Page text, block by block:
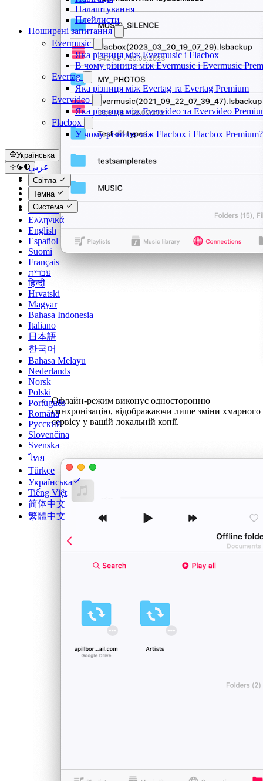
Налаштування
Плейлисти
Поширені запитання
Evermusic
Яка різниця між Evermusic і Flacbox
В чому різниця між Evermusic і Evermusic
Evertag
Яка різниця між Evertag та Evertag Premium
Evervideo
Яка різниця між Evervideo та Evervideo
Flacbox
У чому різниця між Flacbox і Flacbox Premium?
Українська
عربي
Català
Čeština
Dansk
Deutsch
Ελληνικά
English
Español
Suomi
Français
עברית
हिन्दी
Hrvatski
Magyar
Bahasa Indonesia
Italiano
日本語
한국어
Bahasa Melayu
Nederlands
Norsk
Polski
Português
Română
Русский
Slovenčina
Svenska
ไทย
Türkçe
Українська
Tiếng Việt
简体中文
繁體中文
Світла
Темна
Система
Офлайн-режим виконує односторонню
синхронізацію, відображаючи лише зміни хмарного
сервісу у вашій локальній копії.